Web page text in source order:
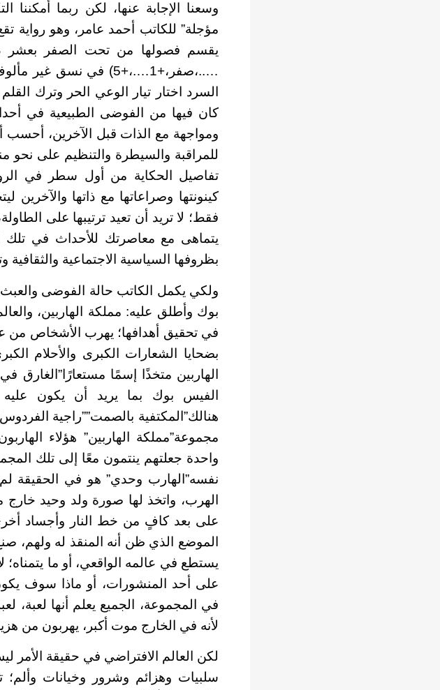
وسعنا الإجابة عنها، لكن ربما أمكننا
…..،صفر،+1….،+5) في
السرد اختار تيار الوعي الحر وترك
كان فيها من الفوضى الطبيعية في
ومواجهة مع الذات قبل الآخرين،
للمراقبة والسيطرة والتنظيم على
تفاصيل الحكاية من أول سطر في
كينونتها وصراعاتها مع ذاتها
فقط؛ لا تريد أن تعيد ترتيبها على
يتماهى مع معاصرتك للأحداث في تلك
بظروفها السياسية الاجتماعية والثقافية
ولكي يكمل الكاتب حالة الفوضى والعبث
بوك وأطلق عليه: مملكة الهاربين،
في تحقيق أهدافها؛ يهرب الأشخاص من
الهاربين متخذًا إسمًا
الفيس بوك بما يريد أن يكون عليه
هنالك”المكتفية بالصمت””راجية
مجموعة”مملكة الهاربين” هؤلاء
واحدة جعلتهم ينتمون معًا إلى تلك
نفسه”الهارب وحدي” هو في الحقيقة
الهرب، واتخذ لها صورة ولد وحيد
على بعد كافٍ من خط النار وأجساد
الموضع الذي ظن أنه المنقذ له ولهم،
يستطع في عالمه الواقعي، أو ما
على أحد المنشورات، أو ماذا سوف
في المجموعة، الجميع يعلم أنها لعبة،
لأنه في الخارج موت أكبر، يهربون من
لكن العالم الافتراضي في حقيقة الأمر
سلبيات وهزائم وشرور وخيانات